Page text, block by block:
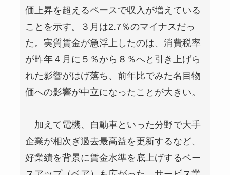
価上昇を超えるペースで収入が増えている
ことを示す。３月は2.7％のマイナスだっ
た。実質賃金が急浮上したのは、消費税率
が昨年４月に５％から８％へと引き上げら
れた影響がはげ落ち、前年比でみた名目物
価への影響が中立になったことが大きい。
加えて電機、自動車といった分野で大手
企業が相次ぎ過去最高益を更新するなど、
好業績を背景に賃金水準を底上げするベー